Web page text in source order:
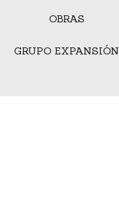
OBRAS
GRUPO EXPANSIÓN